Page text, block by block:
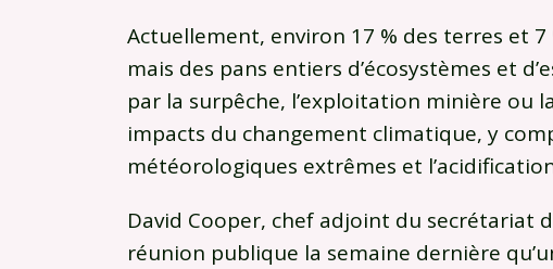
Actuellement, environ 17 % des terres et
mais des pans entiers d’écosystèmes et
par la surpêche, l’exploitation minière ou
impacts du changement climatique, y
météorologiques extrêmes et
David Cooper, chef adjoint du secrétariat
réunion publique la semaine dernière